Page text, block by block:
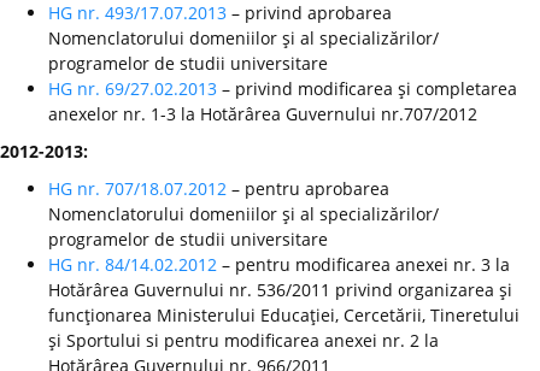
HG nr. 493/17.07.2013 – privind aprobarea
Nomenclatorului domeniilor şi al specializărilor/
programelor de studii universitare
HG nr. 69/27.02.2013 – privind modificarea şi completarea
anexelor nr. 1-3 la Hotărârea Guvernului nr.707/2012
2012-2013:
HG nr. 707/18.07.2012 – pentru aprobarea
Nomenclatorului domeniilor şi al specializărilor/
programelor de studii universitare
HG nr. 84/14.02.2012 – pentru modificarea anexei nr. 3 la
Hotărârea Guvernului nr. 536/2011 privind organizarea şi
funcţionarea Ministerului Educaţiei, Cercetării, Tineretului
şi Sportului si pentru modificarea anexei nr. 2 la
Hotărârea Guvernului nr. 966/2011